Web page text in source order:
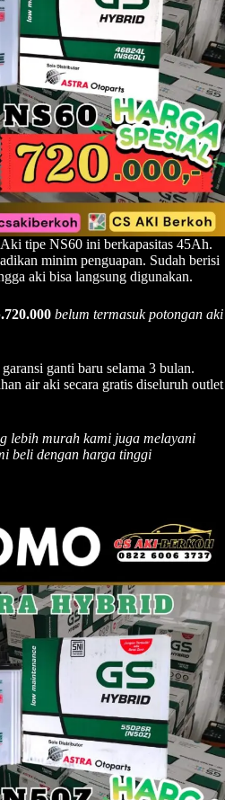
tipe NS60 ini berkapasitas 45Ah.
minim penguapan. Sudah berisi
aki bisa langsung digunakan.
belum termasuk potongan aki
ganti baru selama 3 bulan.
air aki secara gratis diseluruh outlet
lebih murah kami juga melayani
beli dengan harga tinggi